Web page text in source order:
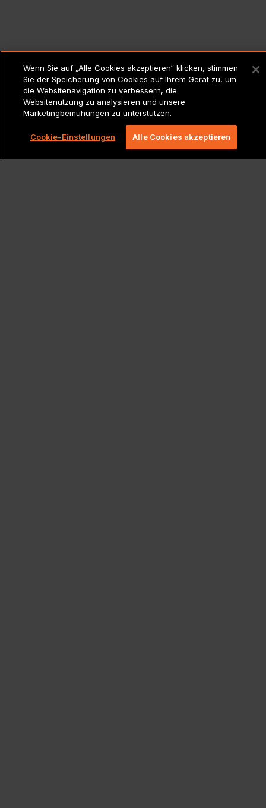
Wenn Sie auf „Alle Cookies akzeptieren“ klicken, stimmen
Sie der Speicherung von Cookies auf Ihrem Gerät zu, um
die Websitenavigation zu verbessern, die
Websitenutzung zu analysieren und unsere
Marketingbemühungen zu unterstützen.
Cookie-Einstellungen Alle Cookies akzeptieren